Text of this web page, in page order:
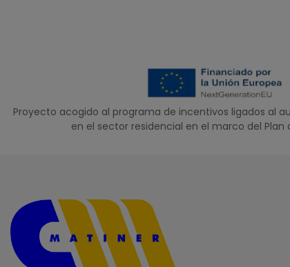
Proyecto acogido al programa de incentivos ligados al
en el sector residencial en el marco del Plan